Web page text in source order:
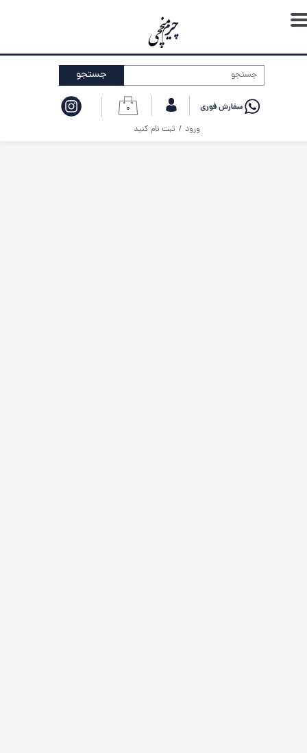
۰
ورود / ثبت نام کنید
حساب کاربری من
تغییر گذر واژه
خروج از حساب کاربری
جستجو